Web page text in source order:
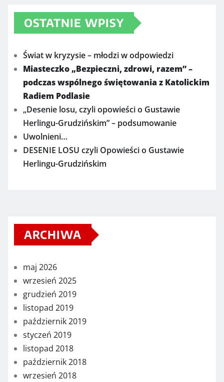
OSTATNIE WPISY
Świat w kryzysie – młodzi w odpowiedzi
Miasteczko „Bezpieczni, zdrowi, razem” –
podczas wspólnego świętowania z Katolickim
Radiem Podlasie
„Desenie losu, czyli opowieści o Gustawie
Herlingu-Grudzińskim” – podsumowanie
Uwolnieni…
DESENIE LOSU czyli Opowieści o Gustawie
Herlingu-Grudzińskim
ARCHIWA
maj 2026
wrzesień 2025
grudzień 2019
listopad 2019
październik 2019
styczeń 2019
listopad 2018
październik 2018
wrzesień 2018